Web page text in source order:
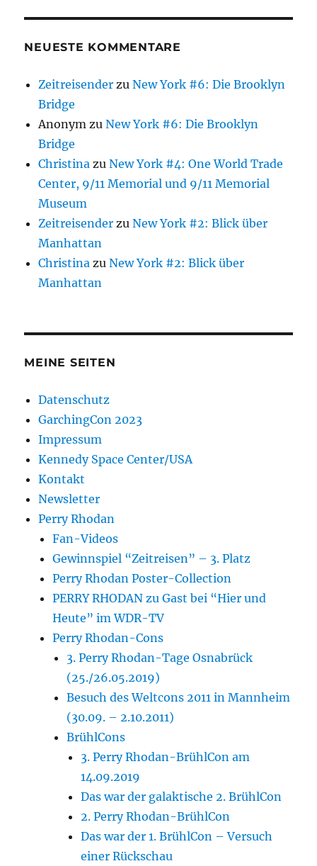
NEUESTE KOMMENTARE
Zeitreisender zuNew York #6: Die Brooklyn
Bridge
Anonym zuNew York #6: Die Brooklyn
Bridge
Christina zuNew York #4: One World Trade
Center, 9/11 Memorial und 9/11 Memorial
Museum
Zeitreisender zuNew York #2: Blick über
Manhattan
Christina zuNew York #2: Blick über
Manhattan
MEINE SEITEN
Datenschutz
GarchingCon 2023
Impressum
Kennedy Space Center/USA
Kontakt
Newsletter
Perry Rhodan
Fan-Videos
Gewinnspiel “Zeitreisen” – 3. Platz
Perry Rhodan Poster-Collection
PERRY RHODAN zu Gast bei “Hier und
Heute” im WDR-TV
Perry Rhodan-Cons
3. Perry Rhodan-Tage Osnabrück
(25./26.05.2019)
Besuch des Weltcons 2011 in Mannheim
(30.09. – 2.10.2011)
BrühlCons
3. Perry Rhodan-BrühlCon am
14.09.2019
Das war der galaktische 2. BrühlCon
2. Perry Rhodan-BrühlCon
Das war der 1. BrühlCon – Versuch
einer Rückschau